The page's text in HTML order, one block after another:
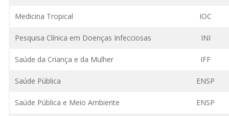
Medicina Tropical IOC
Pesquisa Clínica em Doenças Infecciosas INI
Saúde da Criança e da Mulher IFF
Saúde Pública ENSP
Saúde Pública e Meio Ambiente ENSP